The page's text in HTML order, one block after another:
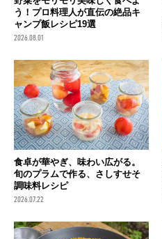
う！プロ料理人が直伝の絶品キ
ャンプ飯レシピ19選
2026.08.01
食卓が華やぎ、味わい広がる。
旬のプラムで作る、さしすせそ
調味料レシピ
2026.07.22